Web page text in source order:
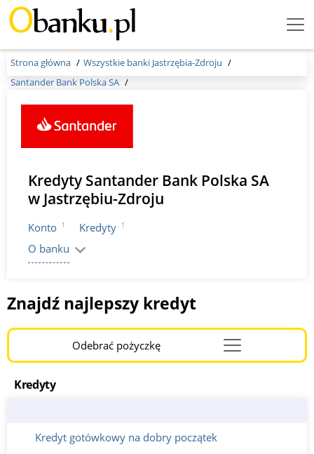
Menu
Strona główna
Wszystkie banki Jastrzębia-Zdroju
Santander Bank Polska SA
Kredyty Santander Bank Polska SA
w Jastrzębiu-Zdroju
Konto 1 Kredyty 1
O banku
Znajdź najlepszy kredyt
Odebrać pożyczkęMenu
Burger
Kredyty
Kredyt gotówkowy na dobry początek